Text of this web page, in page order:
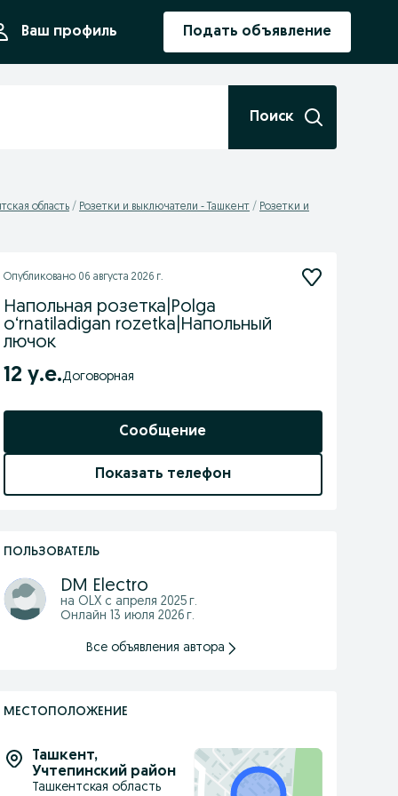
Ваш профиль Подать объявление
Поиск
область Розетки и выключатели - Ташкент
Розетки и
Опубликовано 06 августа 2026 г.
Напольная розетка|Polga
o‘rnatiladigan rozetka|Напольный
лючок
12 у.е. Договорная
Сообщение
Показать телефон
ПОЛЬЗОВАТЕЛЬ
DM Electro
на OLX с апреля 2025 г.
Онлайн 13 июля 2026 г.
Все объявления автора
МЕСТОПОЛОЖЕНИЕ
Ташкент,
Учтепинский район
Ташкентская область